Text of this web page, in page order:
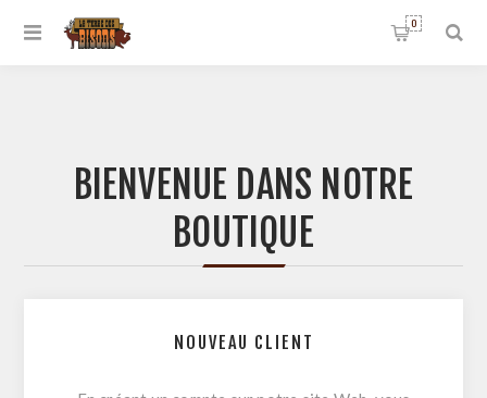
0
BIENVENUE DANS NOTRE
BOUTIQUE
NOUVEAU CLIENT